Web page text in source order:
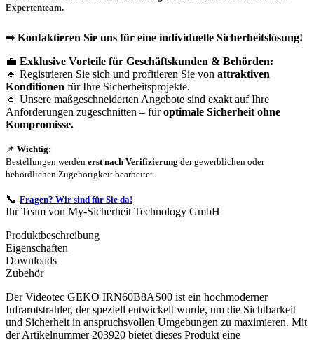
Expertenteam.
➡ Kontaktieren Sie uns für eine individuelle Sicherheitslösung!
💼 Exklusive Vorteile für Geschäftskunden & Behörden:
🔹 Registrieren Sie sich und profitieren Sie von attraktiven
Konditionen für Ihre Sicherheitsprojekte.
🔹 Unsere maßgeschneiderten Angebote sind exakt auf Ihre
Anforderungen zugeschnitten – füroptimale Sicherheit ohne
Kompromisse.
📌 Wichtig:
Bestellungen werden erst nach Verifizierung der gewerblichen oder
behördlichen Zugehörigkeit bearbeitet.
📞 Fragen? Wir sind für Sie da!
Ihr Team von My-Sicherheit Technology GmbH
Produktbeschreibung
Eigenschaften
Downloads
Zubehör
Der Videotec GEKO IRN60B8AS00 ist ein hochmoderner
Infrarotstrahler, der speziell entwickelt wurde, um die Sichtbarkeit
und Sicherheit in anspruchsvollen Umgebungen zu maximieren. Mit
der Artikelnummer 203920 bietet dieses Produkt eine